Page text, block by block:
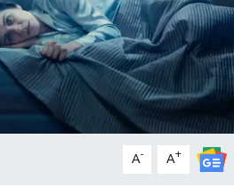
A- A+